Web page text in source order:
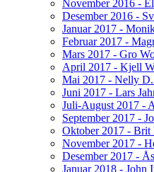
November 2016 -
Desember 2016 -
Januar 2017 -
Februar 2017 -
Mars 2017 - Gro
April 2017 - Kjell
Mai 2017 - Nelly D.
Juni 2017 - Lars
Juli-August 2017 -
September 2017 -
Oktober 2017 -
November 2017 -
Desember 2017 -
Januar 2018 - John